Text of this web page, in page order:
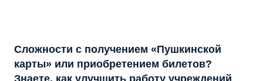
Сложности с получением «Пушкинской
карты» или приобретением билетов?
Знаете, как улучшить работу учреждений